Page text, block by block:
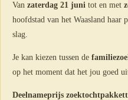
Van zaterdag 21 juni tot en met
hoofdstad van het Waasland haar
slag.
Je kan kiezen tussen de
op het moment dat het jou goed
Deelnameprijs